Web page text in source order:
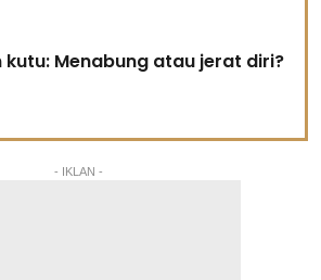
kutu: Menabung atau jerat diri?
- IKLAN -